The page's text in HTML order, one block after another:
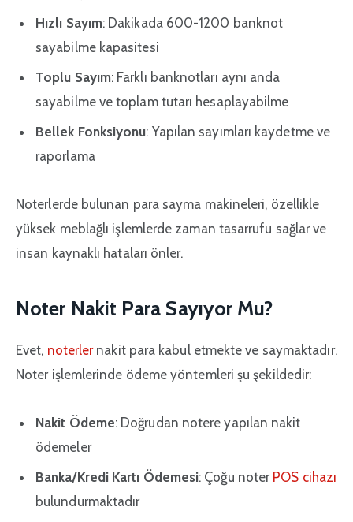
Hızlı Sayım: Dakikada 600-1200 banknot
sayabilme kapasitesi
Toplu Sayım: Farklı banknotları aynı anda
sayabilme ve toplam tutarı hesaplayabilme
Bellek Fonksiyonu: Yapılan sayımları kaydetme ve
raporlama
Noterlerde bulunan para sayma makineleri, özellikle
yüksek meblağlı işlemlerde zaman tasarrufu sağlar ve
insan kaynaklı hataları önler.
Noter Nakit Para Sayıyor Mu?
Evet, noterler nakit para kabul etmekte ve saymaktadır.
Noter işlemlerinde ödeme yöntemleri şu şekildedir:
Nakit Ödeme: Doğrudan notere yapılan nakit
ödemeler
Banka/Kredi Kartı Ödemesi: Çoğu noter POS cihazı
bulundurmaktadır